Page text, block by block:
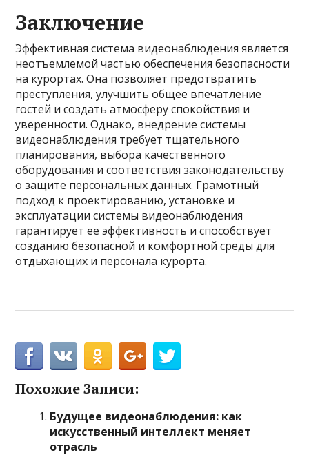
Заключение
Эффективная система видеонаблюдения является
неотъемлемой частью обеспечения безопасности
на курортах. Она позволяет предотвратить
преступления, улучшить общее впечатление
гостей и создать атмосферу спокойствия и
уверенности. Однако, внедрение системы
видеонаблюдения требует тщательного
планирования, выбора качественного
оборудования и соответствия законодательству
о защите персональных данных. Грамотный
подход к проектированию, установке и
эксплуатации системы видеонаблюдения
гарантирует ее эффективность и способствует
созданию безопасной и комфортной среды для
отдыхающих и персонала курорта.
Похожие Записи:
Будущее видеонаблюдения: как
искусственный интеллект меняет
отрасль